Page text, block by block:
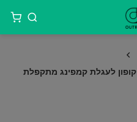
קופון לעגלת קמפינג מתקפלת